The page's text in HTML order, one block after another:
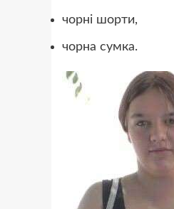
чорні шорти,
чорна сумка.